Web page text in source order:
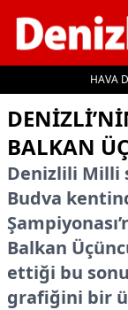
HAVA
İçeriğe geç
BALKAN
Denizlili Milli
Budva
Balkan
ettiği bu
grafiğini bir